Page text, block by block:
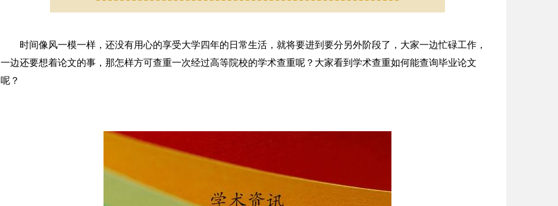
时间像风一模一样，还没有用心的享受大学四年的日常生活，就将要进到要分另外阶段了，大家一边忙碌工作，
一边还要想着论文的事，那怎样方可查重一次经过高等院校的学术查重呢？大家看到学术查重如何能查询毕业论文
呢？